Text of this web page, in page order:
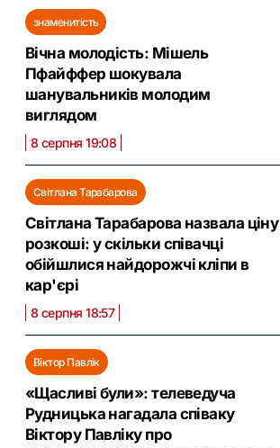
знаменитість
Вічна молодість: Мішель
Пфайффер шокувала
шанувальників молодим
виглядом
8 серпня 19:08
Світлана Тарабарова
Світлана Тарабарова назвала ціну
розкоші: у скільки співачці
обійшлися найдорожчі кліпи в
кар'єрі
8 серпня 18:57
Віктор Павлік
«Щасливі були»: телеведуча
Рудницька нагадала співаку
Віктору Павліку про